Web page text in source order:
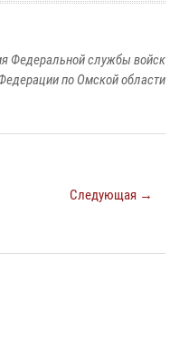
Федеральной службы войск
по Омской области
Следующая →